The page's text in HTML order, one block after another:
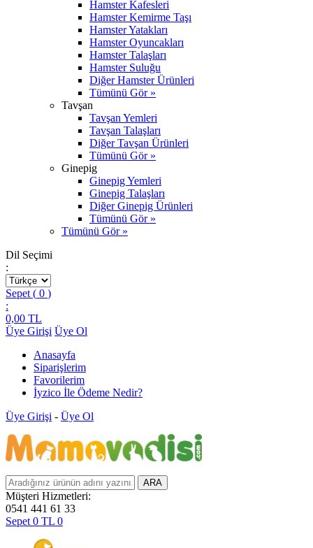
Hamster Kafesleri
Hamster Kemirme Taşı
Hamster Yatakları
Hamster Oyuncakları
Hamster Talaşları
Hamster Suluğu
Diğer Hamster Ürünleri
Tümünü Gör »
Tavşan
Tavşan Yemleri
Tavşan Talaşları
Diğer Tavşan Ürünleri
Tümünü Gör »
Ginepig
Ginepig Yemleri
Ginepig Talaşları
Diğer Ginepig Ürünleri
Tümünü Gör »
Tümünü Gör »
Dil Seçimi
:
Sepet ( 0 )
:
0,00 TL
Üye Girişi Üye Ol
Anasayfa
Siparişlerim
Favorilerim
İyzico İle Ödeme Nedir?
Üye Girişi - Üye Ol
Müşteri Hizmetleri:
0541 441 61 33
Sepet 0 TL 0